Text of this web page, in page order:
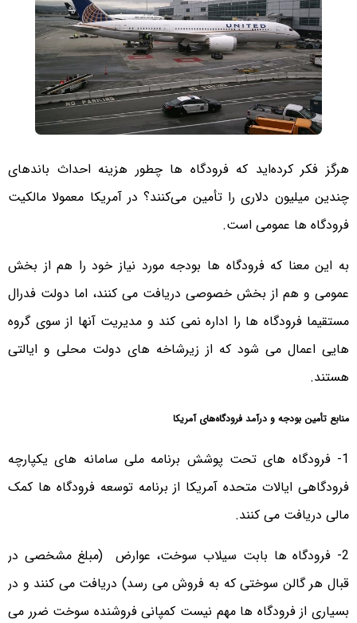
هرگز فکر کرده‌اید که فرودگاه ها چطور هزینه احداث باندهای
چندین میلیون دلاری را تأمین می‌کنند؟ در آمریکا معمولا مالکیت
فرودگاه ها عمومی است.
به این معنا که فرودگاه ها بودجه مورد نیاز خود را هم از بخش
عمومی و هم از بخش خصوصی دریافت می کنند، اما دولت فدرال
مستقیما فرودگاه ها را اداره نمی کند و مدیریت آنها از سوی گروه
هایی اعمال می شود که از زیرشاخه های دولت محلی و ایالتی
هستند.
منابع تأمین بودجه و درآمد فرودگاه‌های آمریکا
1- فرودگاه های تحت پوشش برنامه ملی سامانه های یکپارچه
فرودگاهی ایالات متحده آمریکا از برنامه توسعه فرودگاه ها کمک
مالی دریافت می کنند.
2- فرودگاه ها بابت سیلاب سوخت، عوارض (مبلغ مشخصی در
قبال هر گالن سوختی که به فروش می رسد) دریافت می کنند و در
بسیاری از فرودگاه ها مهم نیست کمپانی فروشنده سوخت ضرر می